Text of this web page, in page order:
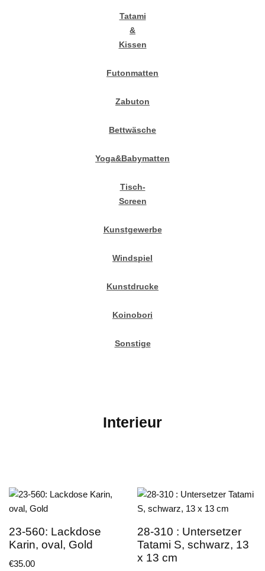
Tatami
&
Kissen
Futonmatten
Zabuton
Bettwäsche
Yoga&Babymatten
Tisch-
Screen
Kunstgewerbe
Windspiel
Kunstdrucke
Koinobori
Sonstige
Interieur
23-560: Lackdose
Karin, oval, Gold
€35.00
28-310 : Untersetzer
Tatami S, schwarz, 13
x 13 cm